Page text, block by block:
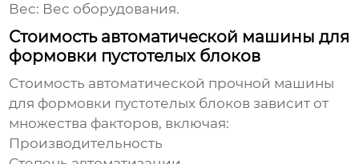
Вес: Вес оборудования.
Стоимость автоматической машины для
формовки пустотелых блоков
Стоимость автоматической прочной машины
для формовки пустотелых блоков зависит от
множества факторов, включая:
Производительность